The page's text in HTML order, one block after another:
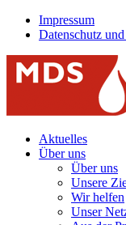
Jump to navigation
Impressum
Datenschutz
Aktuelles
Über uns
Über uns
Unsere
Wir helfen
Unser